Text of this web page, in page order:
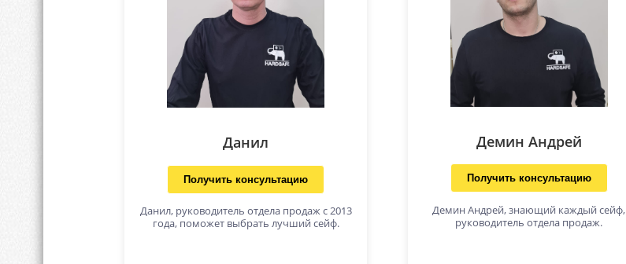
Данил
Получить консультацию
Данил, руководитель отдела продаж с 2013
года, поможет выбрать лучший сейф.
Демин Андрей
Получить консультацию
Демин Андрей, знающий каждый сейф,
руководитель отдела продаж.